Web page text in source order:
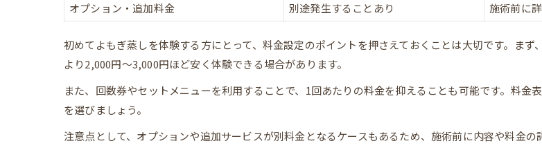
オプション・追加料金
別途発生することあり 施術前に
初めてよもぎ蒸しを体験する方にとって、料金設定のポイントを押さえておくことは大切です。ま
より2,000円〜3,000円ほど安く体験できる場合があります。
また、回数券やセットメニューを利用することで、1回あたりの料金を抑えることも可能です。料
を選びましょう。
注意点として、オプションや追加サービスが別料金となるケースもあるため、施術前に内容や料金
LINEで予約・相談
LINEで予約・相談